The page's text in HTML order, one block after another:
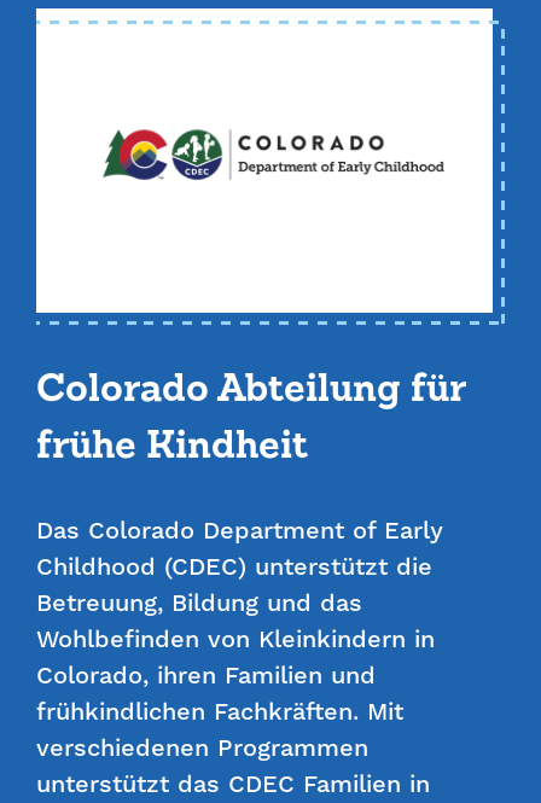
Colorado Abteilung für
frühe Kindheit
Das Colorado Department of Early
Childhood (CDEC) unterstützt die
Betreuung, Bildung und das
Wohlbefinden von Kleinkindern in
Colorado, ihren Familien und
frühkindlichen Fachkräften. Mit
verschiedenen Programmen
unterstützt das CDEC Familien in